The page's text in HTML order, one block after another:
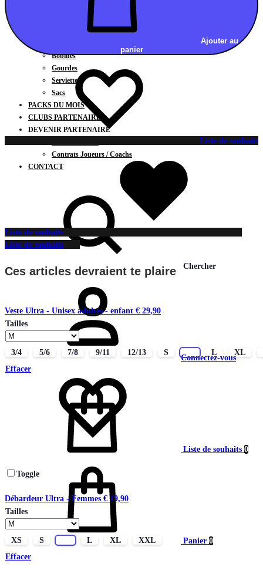
Poignets / Manchettes / Gants
Casquettes / Visières / Bandeaux
Antivibrateurs
Bobines
Gourdes
Serviettes
Sacs
PACKS DU MOIS
CLUBS PARTENAIRES
DEVENIR PARTENAIRE
Contrats Joueurs / Coachs
CONTACT
Chercher
Connectez-vous
Liste de souhaits 0
Panier 0
Ajouter au
panier
Liste de souhaits
Liste de souhaits
Liste de souhaits
Ces articles devraient te plaire
Veste Ultra - Unisex adultes - enfant € 29,90
Tailles
3/4 5/6 7/8 9/11 12/13 S L
XL
Effacer
Toggle
Débardeur Ultra - Femmes € 19,90
Tailles
XS S L XL
XXL
Effacer